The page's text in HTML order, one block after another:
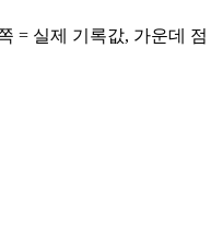
= 실제 기록값, 가운데 점